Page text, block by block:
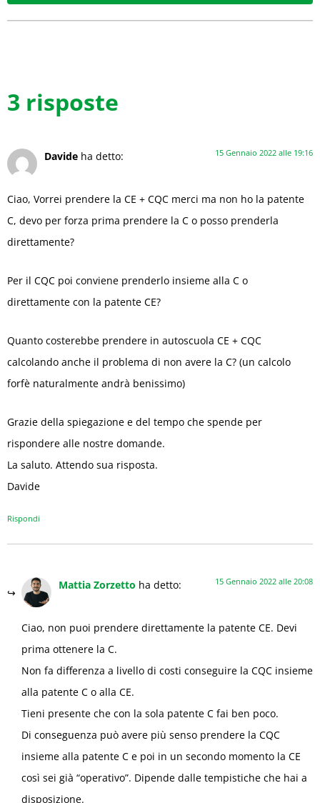
3 risposte
Davide ha detto: 15 Gennaio 2022 alle 19:16
Ciao, Vorrei prendere la CE + CQC merci ma non ho la patente
C, devo per forza prima prendere la C o posso prenderla
direttamente?
Per il CQC poi conviene prenderlo insieme alla C o
direttamente con la patente CE?
Quanto costerebbe prendere in autoscuola CE + CQC
calcolando anche il problema di non avere la C? (un calcolo
forfè naturalmente andrà benissimo)
Grazie della spiegazione e del tempo che spende per
rispondere alle nostre domande.
La saluto. Attendo sua risposta.
Davide
Rispondi
Mattia Zorzetto ha detto: 15 Gennaio 2022 alle 20:08
Ciao, non puoi prendere direttamente la patente CE. Devi
prima ottenere la C.
Non fa differenza a livello di costi conseguire la CQC insieme
alla patente C o alla CE.
Tieni presente che con la sola patente C fai ben poco.
Di conseguenza può avere più senso prendere la CQC
insieme alla patente C e poi in un secondo momento la CE
così sei già “operativo”. Dipende dalle tempistiche che hai a
disposizione.